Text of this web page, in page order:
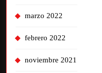
marzo 2022
febrero 2022
noviembre 2021